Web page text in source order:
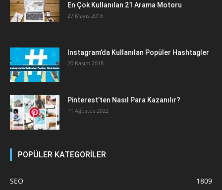
En Çok Kullanılan 21 Arama Motoru
27 Mayıs 2016
Instagram’da Kullanılan Popüler Hashtagler
20 Kasım 2018
Pinterest’ten Nasıl Para Kazanılır?
11 Ağustos 2022
POPÜLER KATEGORİLER
SEO
1809